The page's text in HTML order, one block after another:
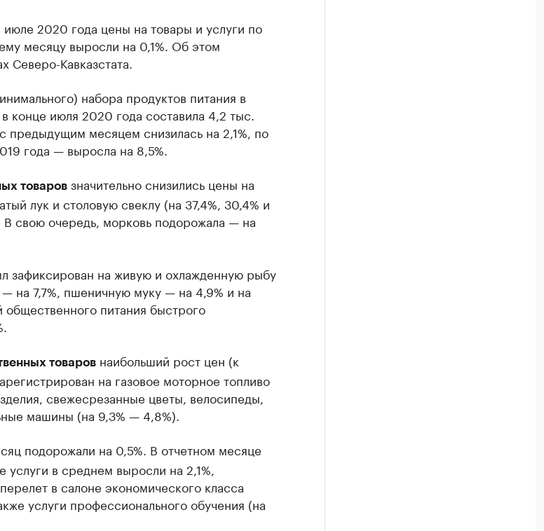
2020 года цены на товары и услуги по
месяцу выросли на 0,1%. Об этом
Северо-Кавказстата.
набора продуктов питания в
конце июля 2020 года составила 4,2 тыс.
предыдущим месяцем снизилась на 2,1%, по
года — выросла на 8,5%.
товаровзначительно снизились цены на
лук и столовую свеклу (на 37,4%, 30,4% и
В свою очередь, морковь подорожала — на
зафиксирован на живую и охлажденную рыбу
на 7,7%, пшеничную муку — на 4,9% и на
питания быстрого
товаровнаибольший рост цен (к
на газовое моторное топливо
свежесрезанные цветы, велосипеды,
машины (на 9,3% — 4,8%).
подорожали на 0,5%. В отчетном месяце
в среднем выросли на 2,1%,
в салоне экономического класса
услуги профессионального обучения (на